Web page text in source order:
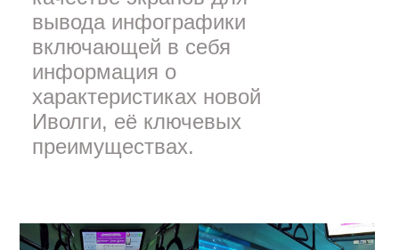
вывода инфографики
включающей в себя
информация о
характеристиках новой
Иволги, её ключевых
преимуществах.